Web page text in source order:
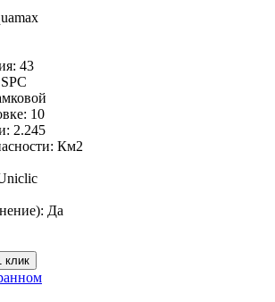
43
SPC
10
2.245
Км2
Да
клик